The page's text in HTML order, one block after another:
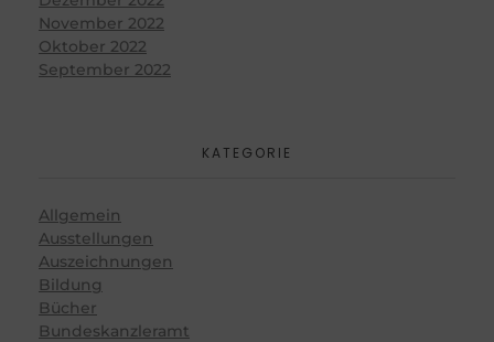
November 2022
Oktober 2022
September 2022
KATEGORIE
Allgemein
Ausstellungen
Auszeichnungen
Bildung
Bücher
Bundeskanzleramt